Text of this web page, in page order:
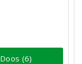
Doos (6)